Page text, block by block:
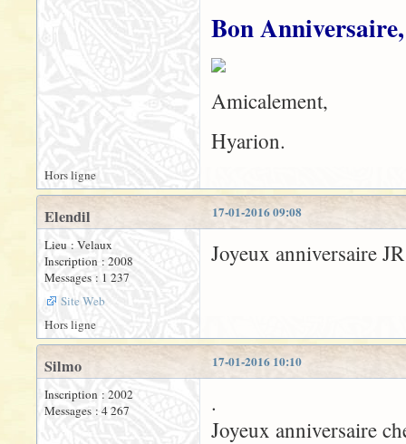
Bon
Amicalement,
Hyarion.
Hors ligne
17-01-2016 09:08
Elendil
Lieu : Velaux
Inscription : 2008
Messages : 1 237
Site Web
Joyeux anniversaire
Hors ligne
17-01-2016 10:10
Silmo
Inscription : 2002
Messages : 4 267
.
Joyeux anniversaire